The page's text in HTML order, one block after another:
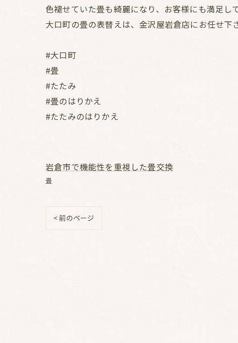
色褪せていた畳も綺麗になり、お客様にも満足し
大口町の畳の表替えは、金沢屋岩倉店にお任せ下
#大口町
#畳
#たたみ
#畳のはりかえ
#たたみのはりかえ
岩倉市で機能性を重視した畳交換
畳
< 前のページ